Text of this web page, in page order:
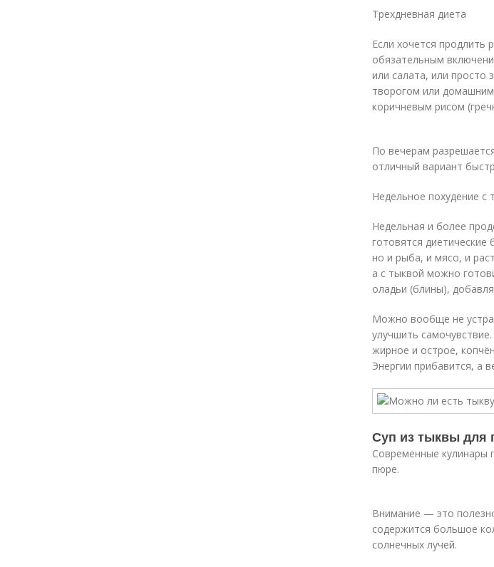
Трехдневная диета
Если хочется продлить
обязательным
или салата, или просто
творогом или
коричневым рисом
По вечерам
отличный вариант
Недельное похудение с
Недельная и более
готовятся
но и рыба, и мясо, и
а с тыквой можно
оладьи (блины),
Можно вообще не
улучшить
жирное и острое,
Энергии прибавится, а
Суп из тыквы для
Современные кулинары
пюре.
Внимание — это
содержится большое
солнечных лучей.